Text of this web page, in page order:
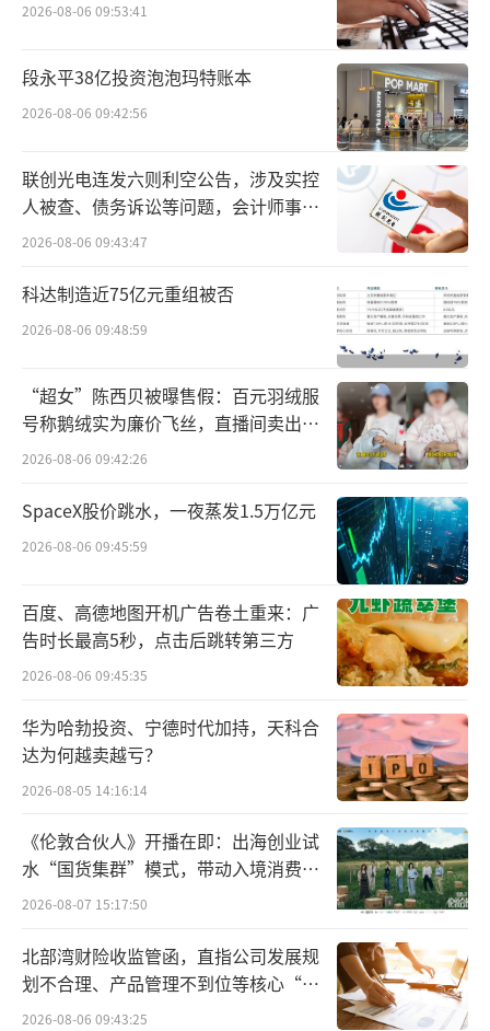
2022年至2024年上半年，公司投资支付的
现金分别为8.80亿元、24.22亿元和10.63亿
元，投资收益分别为-9421.85万元、-1.16亿元
和-325.20万元，投资亏损的局面，一时难以遏
制。
今年上半年，公司股权投资支出3000万
元，主要投向江苏满贯（持股比例47.88%）、
长沙拿云（持股比例33.09%）两家企业，其分
别实现营业收入2971.00万元和1.67亿元，归母
净利润分别为-839.17万元和-1171.63万元，确
认公司投资收益分别为-401.83万元和-387.63
万元。
2023年，公司股权投资支出约2.62亿元，
投向绝了二期基金、金箍棒私募基金、新津肆
壹伍基金、赣肴食品和江苏满贯等5家企业。当
年，除了赣肴食品（持股比例20%）确认投资
收益71.10万元之外，其余全部亏损，公司确认
亏损合计约1.06亿元。
截至今年6月，公司对外投资标的账面价值
合计约26.46亿元，存在投资收回风险的投资项
目有6家，账面价值合计约1.07亿元，存在投资
绝味食品表示，一方面，将组织或派驻投
后管理团队帮助被投企业改善运营效率，另一
方面，针对非卤味相关项目积极寻找退出途
径，减少投资损失。
2026-08-06 09:53:41
段永平38亿投资泡泡玛特账本
2026-08-06 09:42:56
联创光电连发六则利空公告，涉及实控
人被查、债务诉讼等问题，会计师事务
所曾出具“保留意见”
2026-08-06 09:43:47
科达制造近75亿元重组被否
2026-08-06 09:48:59
“超女”陈西贝被曝售假：百元羽绒服
号称鹅绒实为廉价飞丝，直播间卖出超
百万元
2026-08-06 09:42:26
SpaceX股价跳水，一夜蒸发1.5万亿元
2026-08-06 09:45:59
百度、高德地图开机广告卷土重来：广
告时长最高5秒，点击后跳转第三方
2026-08-06 09:45:35
华为哈勃投资、宁德时代加持，天科合
达为何越卖越亏？
2026-08-05 14:16:14
《伦敦合伙人》开播在即：出海创业试
水“国货集群”模式，带动入境消费反
向种草
2026-08-07 15:17:50
北部湾财险收监管函，直指公司发展规
划不合理、产品管理不到位等核心“痛
点”
2026-08-06 09:43:25